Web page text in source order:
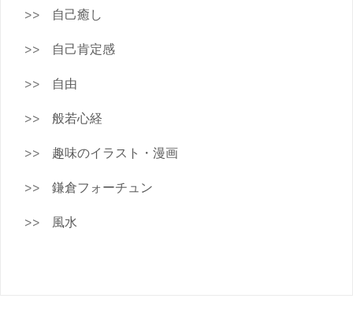
自己癒し
自己肯定感
自由
般若心経
趣味のイラスト・漫画
鎌倉フォーチュン
風水